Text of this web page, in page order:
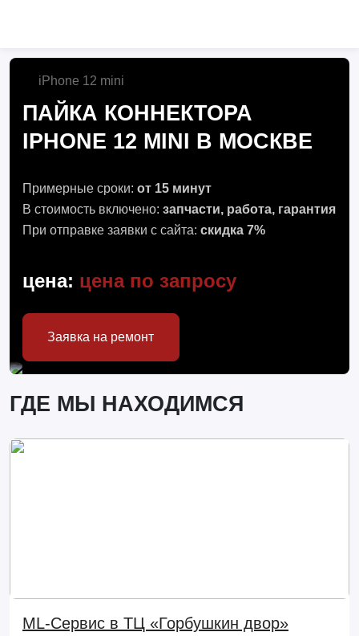
iPhone 12 mini
ПАЙКА КОННЕКТОРА
IPHONE 12 MINI В МОСКВЕ
Примерные сроки: от 15 минут
В стоимость включено: запчасти, работа, гарантия
При отправке заявки с сайта: скидка 7%
цена: цена по запросу
Заявка на ремонт
ГДЕ МЫ НАХОДИМСЯ
ML-Сервис в ТЦ «Горбушкин двор»